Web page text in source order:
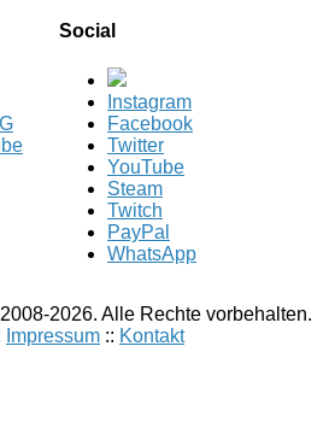
Social
Instagram
Facebook
Twitter
YouTube
Steam
Twitch
PayPal
WhatsApp
2026. Alle Rechte vorbehalten.
Impressum :: Kontakt